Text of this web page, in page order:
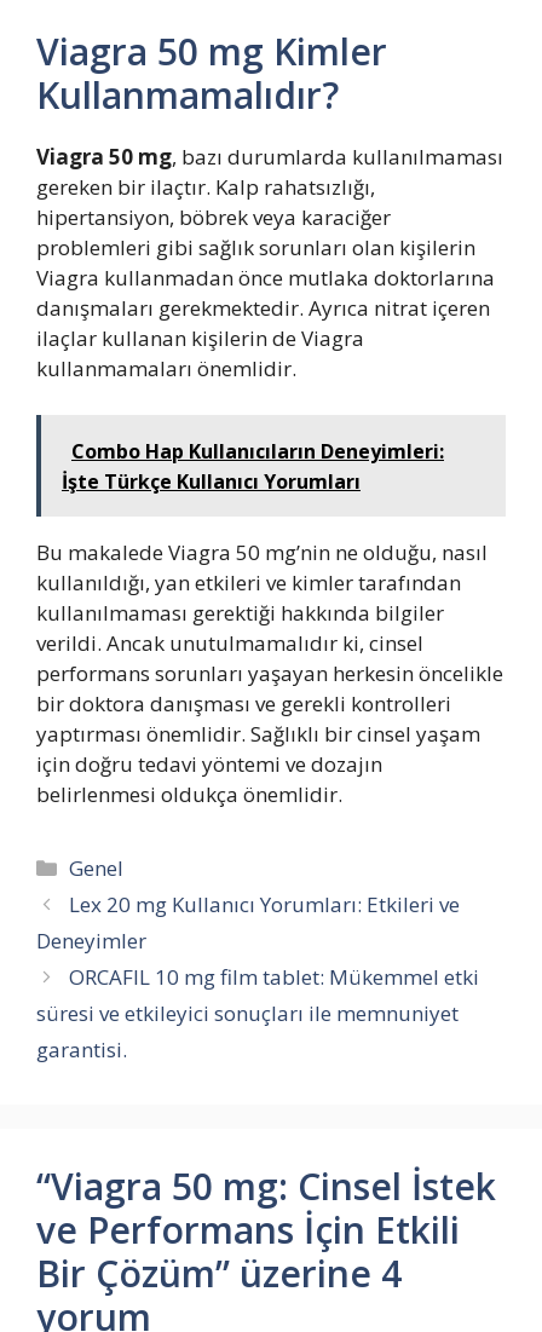
Viagra 50 mg Kimler
Kullanmamalıdır?
Viagra 50 mg, bazı durumlarda kullanılmaması
gereken bir ilaçtır. Kalp rahatsızlığı,
hipertansiyon, böbrek veya karaciğer
problemleri gibi sağlık sorunları olan kişilerin
Viagra kullanmadan önce mutlaka doktorlarına
danışmaları gerekmektedir. Ayrıca nitrat içeren
ilaçlar kullanan kişilerin de Viagra
kullanmamaları önemlidir.
Combo Hap Kullanıcıların Deneyimleri:
İşte Türkçe Kullanıcı Yorumları
Bu makalede Viagra 50 mg’nin ne olduğu, nasıl
kullanıldığı, yan etkileri ve kimler tarafından
kullanılmaması gerektiği hakkında bilgiler
verildi. Ancak unutulmamalıdır ki, cinsel
performans sorunları yaşayan herkesin öncelikle
bir doktora danışması ve gerekli kontrolleri
yaptırması önemlidir. Sağlıklı bir cinsel yaşam
için doğru tedavi yöntemi ve dozajın
belirlenmesi oldukça önemlidir.
Kategoriler
Genel
Lex 20 mg Kullanıcı Yorumları: Etkileri ve
Deneyimler
ORCAFIL 10 mg film tablet: Mükemmel etki
süresi ve etkileyici sonuçları ile memnuniyet
garantisi.
“Viagra 50 mg: Cinsel İstek
ve Performans İçin Etkili
Bir Çözüm” üzerine 4
yorum